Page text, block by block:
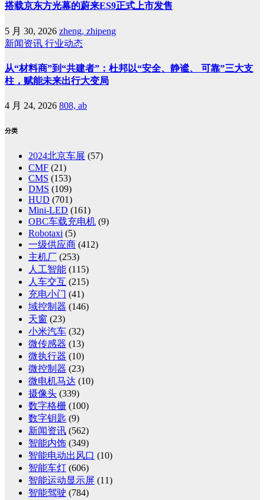
搭载京东方光幕的蔚来ES9正式上市发售
5 月 30, 2026 zheng, zhipeng
新闻资讯 行业动态
从“材料商”到“共建者”：杜邦以“安全、静谧、 可靠”三大支
柱，赋能未来出行大变局
4 月 24, 2026 808, ab
分类
2024北京车展 (57)
CMF (21)
CMS (153)
DMS (109)
HUD (701)
Mini-LED (161)
OBC车载充电机 (9)
Robotaxi (5)
一级供应商 (412)
主机厂 (253)
人工智能 (115)
人车交互 (215)
充电小门 (41)
域控制器 (146)
天窗 (23)
小米汽车 (32)
微传感器 (13)
微执行器 (10)
微控制器 (23)
微电机马达 (10)
摄像头 (339)
数字格栅 (100)
数字钥匙 (9)
新闻资讯 (562)
智能内饰 (349)
智能电动出风口 (10)
智能车灯 (606)
智能运动显示屏 (11)
智能驾驶 (784)